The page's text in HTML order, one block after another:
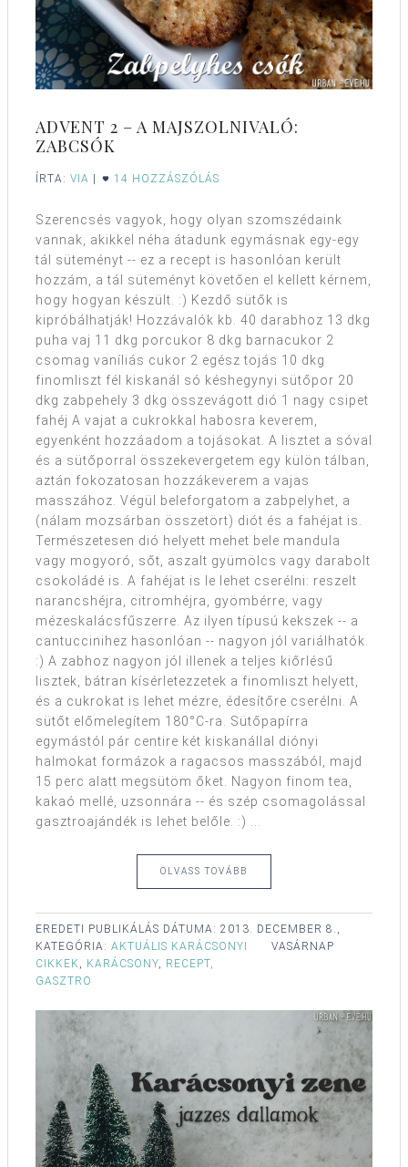
ADVENT 2 – A MAJSZOLNIVALÓ:
ZABCSÓK
ÍRTA: VIA 14 HOZZÁSZÓLÁS
Szerencsés vagyok, hogy olyan szomszédaink
vannak, akikkel néha átadunk egymásnak egy-egy
tál süteményt -- ez a recept is hasonlóan került
hozzám, a tál süteményt követően el kellett kérnem,
hogy hogyan készült. :) Kezdő sütők is
kipróbálhatják! Hozzávalók kb. 40 darabhoz 13 dkg
puha vaj 11 dkg porcukor 8 dkg barnacukor 2
csomag vaníliás cukor 2 egész tojás 10 dkg
finomliszt fél kiskanál só késhegynyi sütőpor 20
dkg zabpehely 3 dkg összevágott dió 1 nagy csipet
fahéj A vajat a cukrokkal habosra keverem,
egyenként hozzáadom a tojásokat. A lisztet a sóval
és a sütőporral összekevergetem egy külön tálban,
aztán fokozatosan hozzákeverem a vajas
masszához. Végül beleforgatom a zabpelyhet, a
(nálam mozsárban összetört) diót és a fahéjat is.
Természetesen dió helyett mehet bele mandula
vagy mogyoró, sőt, aszalt gyümölcs vagy darabolt
csokoládé is. A fahéjat is le lehet cserélni: reszelt
narancshéjra, citromhéjra, gyömbérre, vagy
mézeskalácsfűszerre. Az ilyen típusú kekszek -- a
cantuccinihez hasonlóan -- nagyon jól variálhatók.
:) A zabhoz nagyon jól illenek a teljes kiőrlésű
lisztek, bátran kísérletezzetek a finomliszt helyett,
és a cukrokat is lehet mézre, édesítőre cserélni. A
sütőt előmelegítem 180°C-ra. Sütőpapírra
egymástól pár centire két kiskanállal diónyi
halmokat formázok a ragacsos masszából, majd
15 perc alatt megsütöm őket. Nagyon finom tea,
kakaó mellé, uzsonnára -- és szép csomagolással
gasztroajándék is lehet belőle. :) ...
OLVASS TOVÁBB
EREDETI PUBLIKÁLÁS DÁTUMA: 2013. DECEMBER 8.,
VASÁRNAP
KATEGÓRIA: AKTUÁLIS KARÁCSONYI
CIKKEK , KARÁCSONY, RECEPT,
GASZTRO